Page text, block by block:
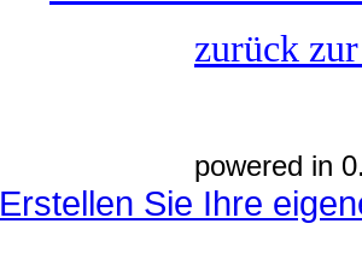
zurück
powered in
Erstellen Sie Ihre